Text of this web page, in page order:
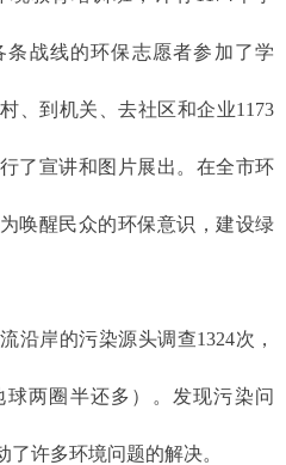
条战线的环保志愿者参加了学
、到机关、去社区和企业1173
了宣讲和图片展出。在全市环
唤醒民众的环保意识，建设绿
沿岸的污染源头调查1324次，
球两圈半还多）。发现污染问
许多环境问题的解决。